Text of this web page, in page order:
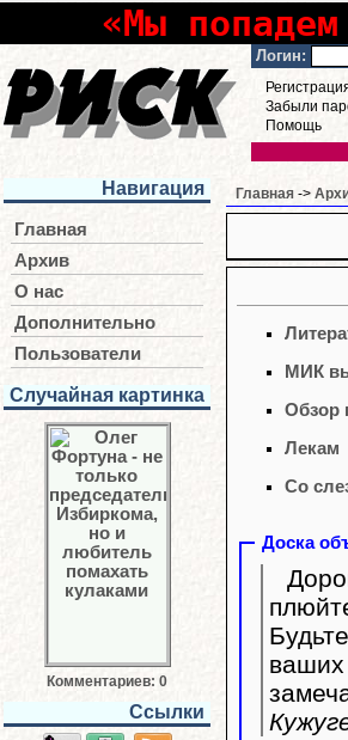
«Мы
Логин:
Забыли
Помощь
Навигация
Главная
Архив
О нас
Дополнительно
Пользователи
Случайная картинка
Комментариев: 0
Ссылки
Главная ->
МИК
Обзор
Лекам
Со
Доска